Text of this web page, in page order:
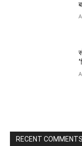
RECENT COMMENTS